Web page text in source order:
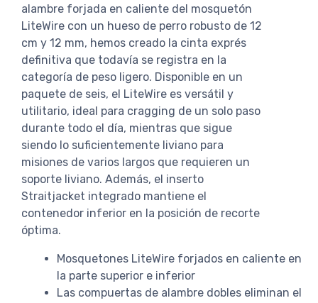
alambre forjada en caliente del mosquetón
LiteWire con un hueso de perro robusto de 12
cm y 12 mm, hemos creado la cinta exprés
definitiva que todavía se registra en la
categoría de peso ligero. Disponible en un
paquete de seis, el LiteWire es versátil y
utilitario, ideal para cragging de un solo paso
durante todo el día, mientras que sigue
siendo lo suficientemente liviano para
misiones de varios largos que requieren un
soporte liviano. Además, el inserto
Straitjacket integrado mantiene el
contenedor inferior en la posición de recorte
óptima.
Mosquetones LiteWire forjados en caliente en
la parte superior e inferior
Las compuertas de alambre dobles eliminan el